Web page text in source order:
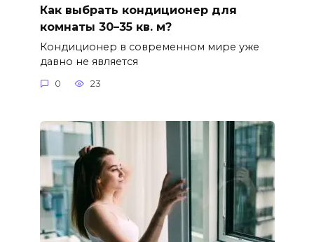
Как выбрать кондиционер для
комнаты 30–35 кв. м?
Кондиционер в современном мире уже
давно не является
0 23